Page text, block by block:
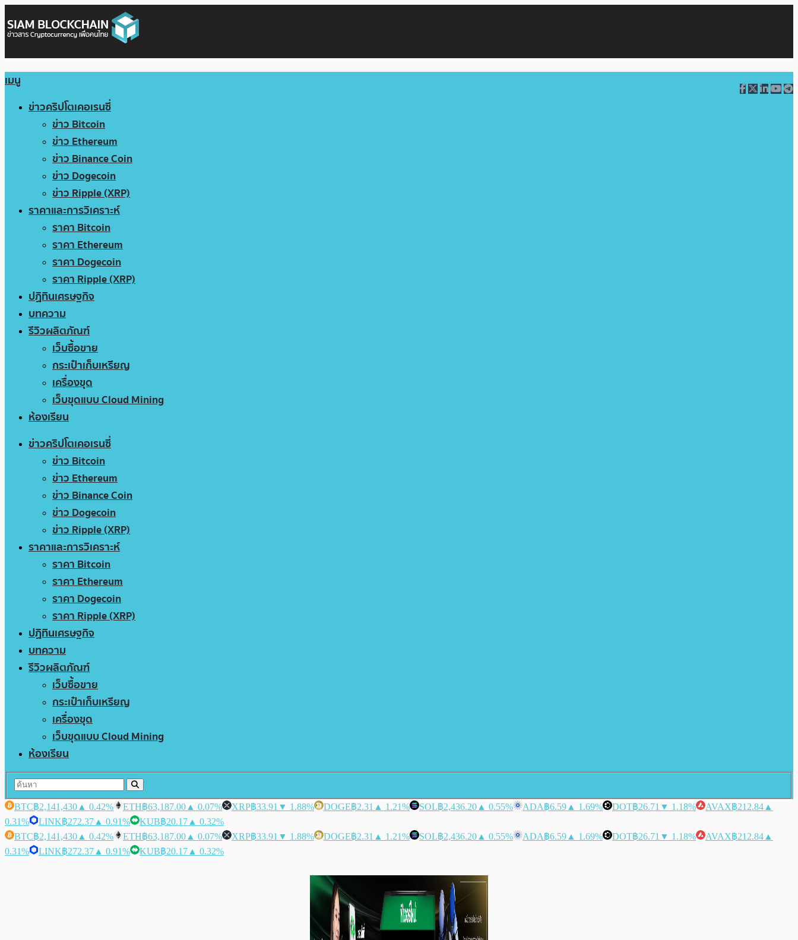
เมนู
ข่าวคริปโตเคอเรนซี่
ข่าว Bitcoin
ข่าว Ethereum
ข่าว Binance Coin
ข่าว Dogecoin
ข่าว Ripple (XRP)
ราคาและการวิเคราะห์
ราคา Bitcoin
ราคา Ethereum
ราคา Dogecoin
ราคา Ripple (XRP)
ปฏิทินเศรษฐกิจ
บทความ
รีวิวผลิตภัณฑ์
เว็บซื้อขาย
กระเป๋าเก็บเหรียญ
เครื่องขุด
เว็บขุดแบบ Cloud Mining
ห้องเรียน
ข่าวคริปโตเคอเรนซี่
ข่าว Bitcoin
ข่าว Ethereum
ข่าว Binance Coin
ข่าว Dogecoin
ข่าว Ripple (XRP)
ราคาและการวิเคราะห์
ราคา Bitcoin
ราคา Ethereum
ราคา Dogecoin
ราคา Ripple (XRP)
ปฏิทินเศรษฐกิจ
บทความ
รีวิวผลิตภัณฑ์
เว็บซื้อขาย
กระเป๋าเก็บเหรียญ
เครื่องขุด
เว็บขุดแบบ Cloud Mining
ห้องเรียน
BTC฿2,141,430 ▲ 0.42% ETH฿63,187.00 ▲ 0.07% XRP฿33.91 ▼ 1.88% DOGE฿2.31 ▲ 1.21% SOL฿2,436.20 ▲ 0.55% ADA฿6.59 ▲ 1.69% DOT฿26.71 ▼ 1.18% AVAX฿212.84 ▲
0.31%
LINK฿272.37 ▲ 0.91% KUB฿20.17 ▲ 0.32%
BTC฿2,141,430 ▲ 0.42% ETH฿63,187.00 ▲ 0.07% XRP฿33.91 ▼ 1.88% DOGE฿2.31 ▲ 1.21% SOL฿2,436.20 ▲ 0.55% ADA฿6.59 ▲ 1.69% DOT฿26.71 ▼ 1.18% AVAX฿212.84 ▲
0.31%
LINK฿272.37 ▲ 0.91% KUB฿20.17 ▲ 0.32%